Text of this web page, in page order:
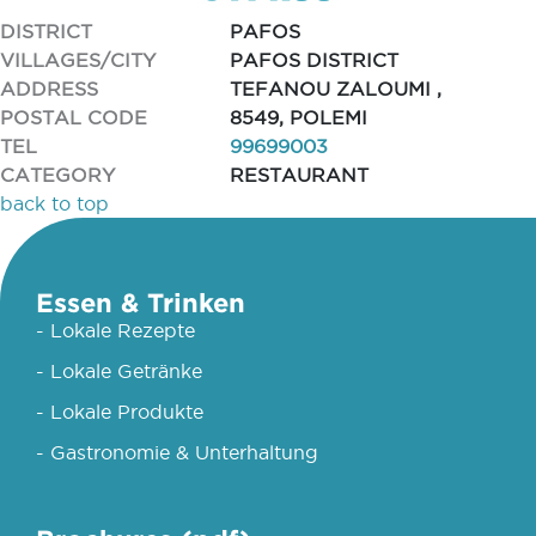
DISTRICT
PAFOS
VILLAGES/CITY
PAFOS DISTRICT
ADDRESS
TEFANOU ZALOUMI ,
POSTAL CODE
8549, POLEMI
TEL
99699003
CATEGORY
RESTAURANT
back to top
Essen & Trinken
- Lokale Rezepte
- Lokale Getränke
- Lokale Produkte
- Gastronomie & Unterhaltung